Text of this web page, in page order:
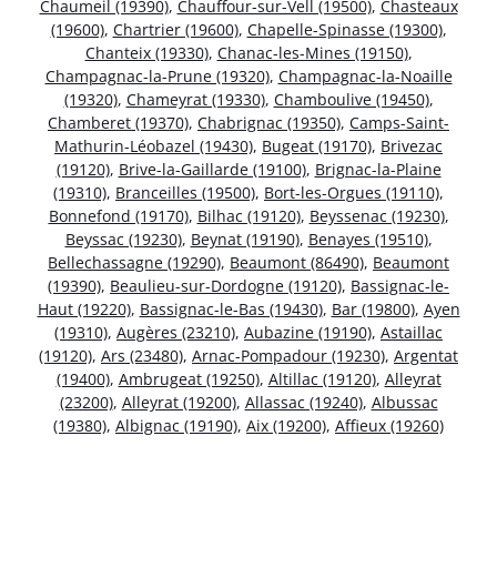
Chaumeil (19390), Chauffour-sur-Vell (19500), Chasteaux
(19600), Chartrier (19600), Chapelle-Spinasse (19300),
Chanteix (19330), Chanac-les-Mines (19150),
Champagnac-la-Prune (19320), Champagnac-la-Noaille
(19320), Chameyrat (19330), Chamboulive (19450),
Chamberet (19370), Chabrignac (19350), Camps-Saint-
Mathurin-Léobazel (19430), Bugeat (19170), Brivezac
(19120), Brive-la-Gaillarde (19100), Brignac-la-Plaine
(19310), Branceilles (19500), Bort-les-Orgues (19110),
Bonnefond (19170), Bilhac (19120), Beyssenac (19230),
Beyssac (19230), Beynat (19190), Benayes (19510),
Bellechassagne (19290), Beaumont (86490), Beaumont
(19390), Beaulieu-sur-Dordogne (19120), Bassignac-le-
Haut (19220), Bassignac-le-Bas (19430), Bar (19800), Ayen
(19310), Augères (23210), Aubazine (19190), Astaillac
(19120), Ars (23480), Arnac-Pompadour (19230), Argentat
(19400), Ambrugeat (19250), Altillac (19120), Alleyrat
(23200), Alleyrat (19200), Allassac (19240), Albussac
(19380), Albignac (19190), Aix (19200), Affieux (19260)